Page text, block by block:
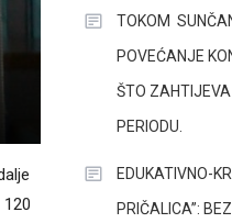
TOKOM
POVEĆANJE
ŠTO ZAHTIJEVA
PERIODU.
EDUKATIVNO-
PRIČALICA”: